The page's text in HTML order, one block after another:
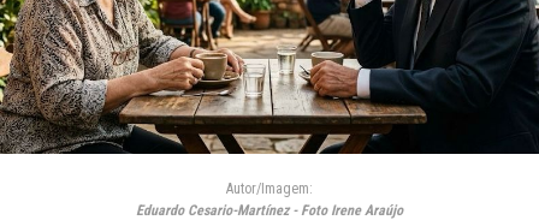
Autor/Imagem:
Eduardo Cesario-Martínez - Foto Irene Araújo